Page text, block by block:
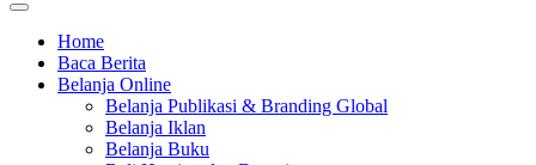
Home
Baca Berita
Belanja Online
Belanja Publikasi & Branding Global
Belanja Iklan
Belanja Buku